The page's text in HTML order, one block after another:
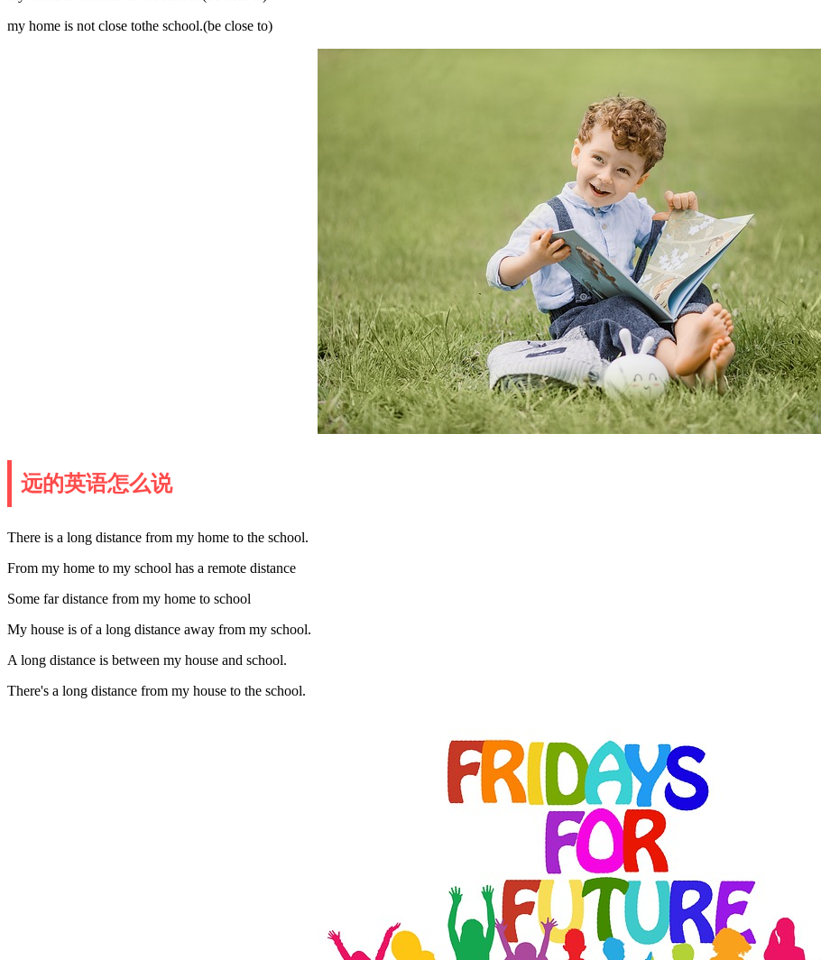
my home is not close tothe school.(be close to)
远的英语怎么说
There is a long distance from my home to the school.
From my home to my school has a remote distance
Some far distance from my home to school
My house is of a long distance away from my school.
A long distance is between my house and school.
There's a long distance from my house to the school.